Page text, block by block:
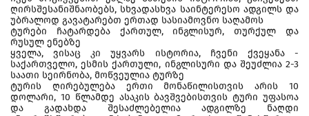
ღირსშესანიშნაობებს, სხვადასხვა საინტერესო ადგილს და
უბრალოდ გავატარებთ ერთად სასიამოვნო საღამოს
ტურები ჩატარდება ქართულ, ინგლისურ, თურქულ და
რუსულ ენებზე
ყველა, ვისაც კი უყვარს ისტორია, ჩვენი ქვეყანა -
საქართველო, ესმის ქართული, ინგლისური და შეუძლია 2-3
საათი სეირნობა, მოწვეულია ტურზე
ტურის ღირებულება ერთი მონაწილისთვის არის 10
დოლარი, 10 წლამდე ასაკის ბავშვებისთვის ტური უფასოა
და გადახდა შესაძლებელია ადგილზე ნაღდი